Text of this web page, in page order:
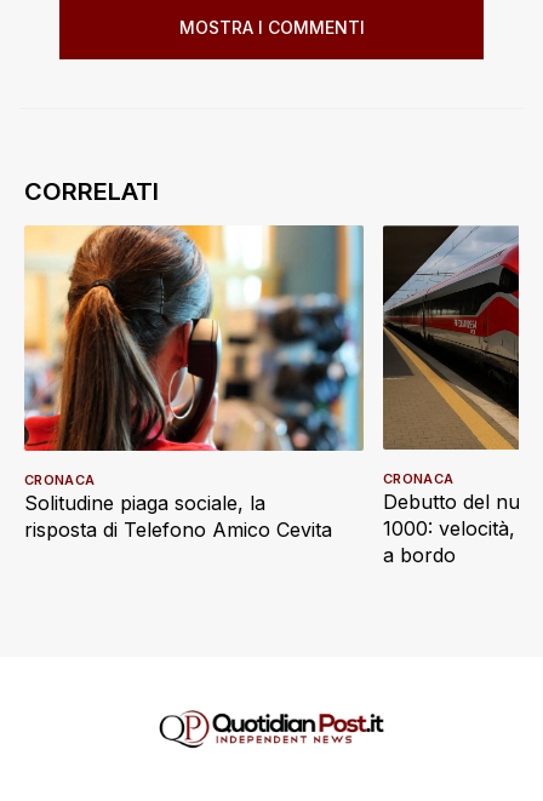
MOSTRA I COMMENTI
Solitudine piaga sociale, la
risposta di Telefono Amico Cevita
CRONACA
Debutto del
1000: velocità,
a bordo
CRONACA